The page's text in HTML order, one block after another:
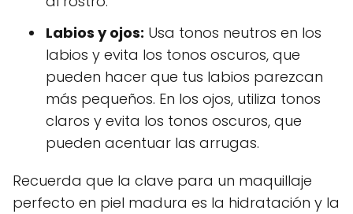
Labios y ojos: Usa tonos neutros en los
labios y evita los tonos oscuros, que
pueden hacer que tus labios parezcan
más pequeños. En los ojos, utiliza tonos
claros y evita los tonos oscuros, que
pueden acentuar las arrugas.
Recuerda que la clave para un maquillaje
perfecto en piel madura es la hidratación y la